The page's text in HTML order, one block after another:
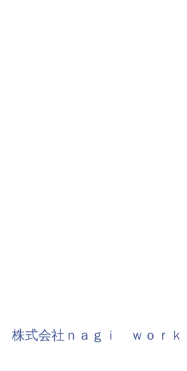
株式会社ｎａｇｉ ｗｏｒｋ